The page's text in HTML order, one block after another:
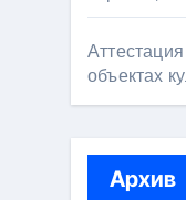
объектах
Архив